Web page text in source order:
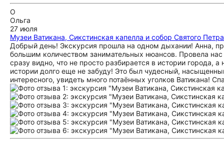
О
Ольга
27 июля
Музеи Ватикана, Сикстинская капелла и собор Святого
Добрый день! Экскурсия прошла на одном дыхании! Анна,
большим количеством занимательных нюансов. Провела
сразу видно, что не просто разбирается в истории
истории долго еще не забуду! Это был чудесный,
интересного, увидеть много потаённых уголков Ватикана!